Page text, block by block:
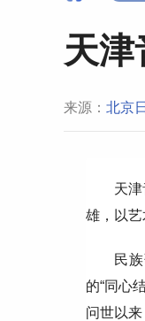
天
来源： 北京
天
雄，以
民
的“同心
问世以